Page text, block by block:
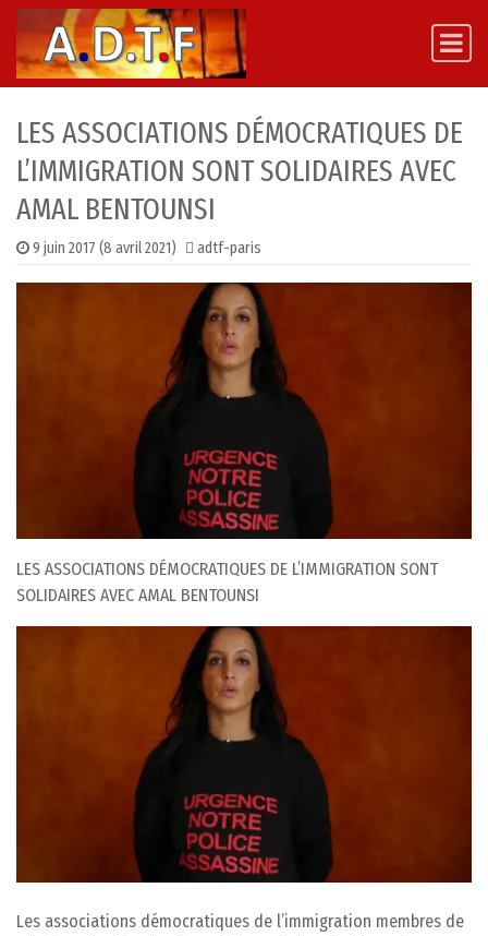
Skip to content
Main Navigation
LES ASSOCIATIONS DÉMOCRATIQUES DE
L’IMMIGRATION SONT SOLIDAIRES AVEC
AMAL BENTOUNSI
9 juin 2017 (8 avril 2021) adtf-paris
LES ASSOCIATIONS DÉMOCRATIQUES DE L’IMMIGRATION SONT
SOLIDAIRES AVEC AMAL BENTOUNSI
Les associations démocratiques de l’immigration membres de